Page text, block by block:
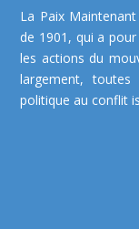
La Paix
de 1901, qui a
les actions du
largement,
politique au conflit